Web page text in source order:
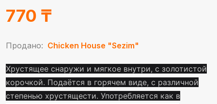
770 ₸
Продано: Chicken House "Sezim"
Хрустящее снаружи и мягкое внутри, с золотистой
корочкой. Подаётся в горячем виде, с различной
степенью хрустящести. Употребляется как в